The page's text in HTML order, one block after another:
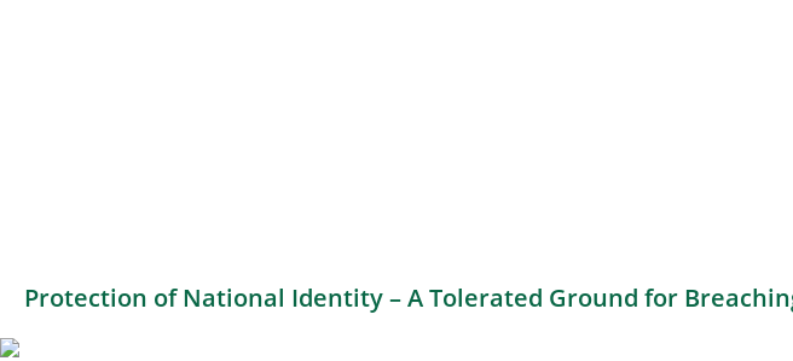
Protection of National Identity – A Tolerated Ground for